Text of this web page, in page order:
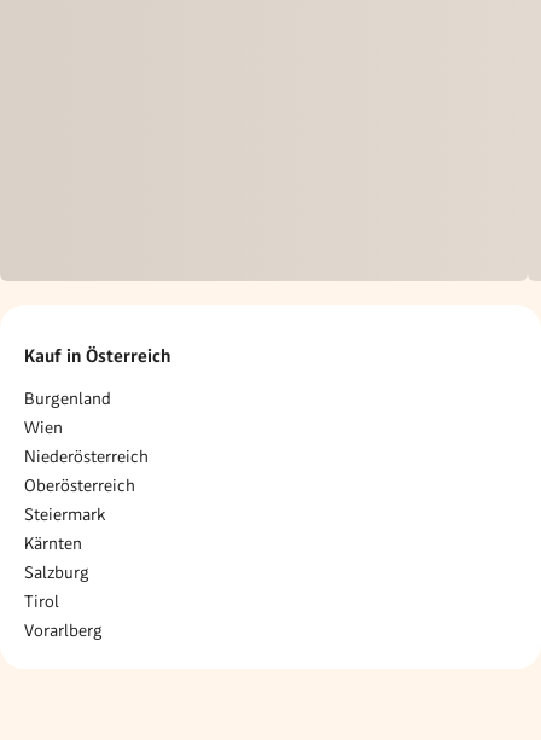
Kauf in Österreich
Burgenland
Wien
Niederösterreich
Oberösterreich
Steiermark
Kärnten
Salzburg
Tirol
Vorarlberg